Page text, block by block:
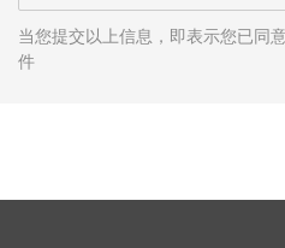
当您提交以上信息，即表示您已同
件